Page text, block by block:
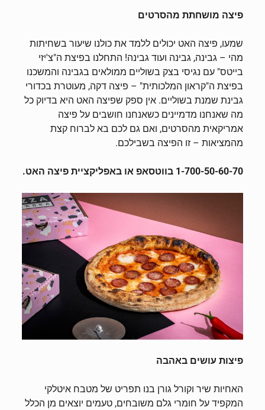
פיצה מושחתת מהסרטים
שמעו, פיצה האט יכולים ללמד את כולנו שיעור בשחיתות
מהי – גבינה, גבינה ועוד גבינה! התחלנו בפיצת ה"צ'יזי
בייטס" עם נגיסי בצק בשוליים ממולאים בגבינה והמשכנו
בפיצת ה"קראון המלכותית" – פיצה דקה, מעוטרת בכדורי
גבינת שמנת בשוליים. אין ספק שפיצה האט היא בדיוק כל
מה שאנחנו מדמיינים כשאנחנו חושבים על פיצה
אמריקאית מהסרטים, ואם גם לכם בא לברוח קצת
מהמציאות – זו הפיצה בשבילכם.
1-700-50-60-70 בווטסאפ או באפליקציית פיצה האט.
פיצות עושים באהבה
האחיות שיר וקורל גורן בנו תפריט של מטבח איטלקי
המקפיד על חומרי גלם משובחים, טעמים יוצאים מן הכלל